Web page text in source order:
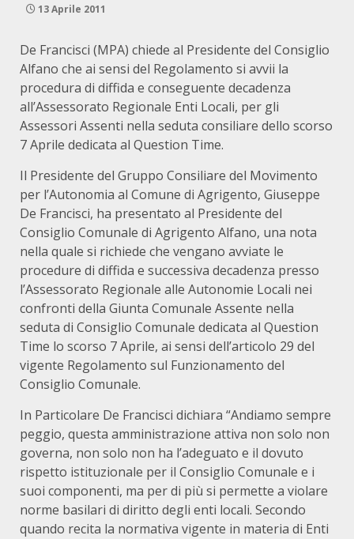
13 Aprile 2011
De Francisci (MPA) chiede al Presidente del Consiglio
Alfano che ai sensi del Regolamento si avvii la
procedura di diffida e conseguente decadenza
all’Assessorato Regionale Enti Locali, per gli
Assessori Assenti nella seduta consiliare dello scorso
7 Aprile dedicata al Question Time.
Il Presidente del Gruppo Consiliare del Movimento
per l’Autonomia al Comune di Agrigento, Giuseppe
De Francisci, ha presentato al Presidente del
Consiglio Comunale di Agrigento Alfano, una nota
nella quale si richiede che vengano avviate le
procedure di diffida e successiva decadenza presso
l’Assessorato Regionale alle Autonomie Locali nei
confronti della Giunta Comunale Assente nella
seduta di Consiglio Comunale dedicata al Question
Time lo scorso 7 Aprile, ai sensi dell’articolo 29 del
vigente Regolamento sul Funzionamento del
Consiglio Comunale.
In Particolare De Francisci dichiara “Andiamo sempre
peggio, questa amministrazione attiva non solo non
governa, non solo non ha l’adeguato e il dovuto
rispetto istituzionale per il Consiglio Comunale e i
suoi componenti, ma per di più si permette a violare
norme basilari di diritto degli enti locali. Secondo
quando recita la normativa vigente in materia di Enti